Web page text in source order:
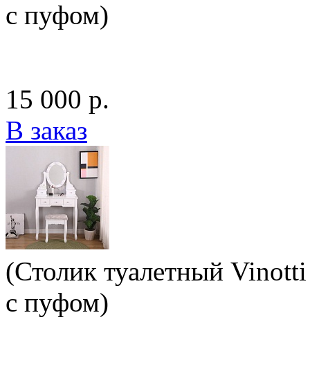
с пуфом)
15 000 р.
В заказ
(Столик туалетный
с пуфом)